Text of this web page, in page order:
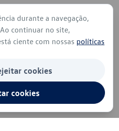
durante a navegação,
continuar no site,
ciente com nossas políticas
cookies
cookies